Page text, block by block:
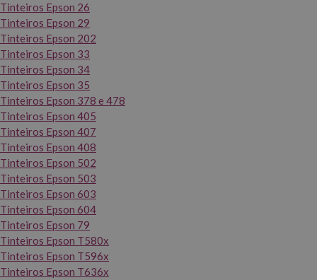
Tinteiros Epson 26
Tinteiros Epson 29
Tinteiros Epson 202
Tinteiros Epson 33
Tinteiros Epson 34
Tinteiros Epson 35
Tinteiros Epson 378 e 478
Tinteiros Epson 405
Tinteiros Epson 407
Tinteiros Epson 408
Tinteiros Epson 502
Tinteiros Epson 503
Tinteiros Epson 603
Tinteiros Epson 604
Tinteiros Epson 79
Tinteiros Epson T580x
Tinteiros Epson T596x
Tinteiros Epson T636x